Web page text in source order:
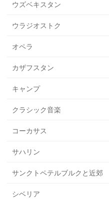
ウズベキスタン
ウラジオストク
オペラ
カザフスタン
キャンプ
クラシック音楽
コーカサス
サハリン
サンクトペテルブルクと近郊
シベリア